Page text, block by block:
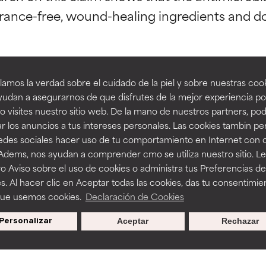
la verdad sobre el cuidado de la piel y sobre nuestras
a asegurarnos de que disfrutes de la mejor experiencia
visites nuestro sitio web. De la mano de nuestros partners,
los anuncios a tus intereses personales. Las cookies tambin
sociales hacer uso de tu comportamiento en Internet con
nos ayudan a comprender cmo se utiliza nuestro sitio.
Aviso sobre el uso de cookies o administra tus Preferencias de
Al hacer clic en Aceptar todas las cookies, das tu
usemos cookies. Declaración de Cookies
Personalizar Rechazar
Aceptar
free, wound-healing ingredients and
in cosmetics vary based on species.
many natural-based home-cleaning
Oil
con beneficios reales para la piel. Su eficacia está
independientes.
beneficiosos como los de la categoría excelente, suelen ser
la estabilidad o la absorción de una fórmula.
ciertas limitaciones en cuanto a su apariencia, estabilidad o
básicos o que no cuentan con suficiente respaldo científico.
algunos beneficios se recomienda evitarlo por su
provocar efectos adversos como irritación, inflamación o
con beneficios reales para la piel. Su eficacia está
independientes.
beneficiosos como los de la categoría excelente, suelen ser
la estabilidad o la absorción de una fórmula.
ciertas limitaciones en cuanto a su apariencia, estabilidad o
básicos o que no cuentan con suficiente respaldo científico.
algunos beneficios se recomienda evitarlo por su
provocar efectos adversos como irritación, inflamación o